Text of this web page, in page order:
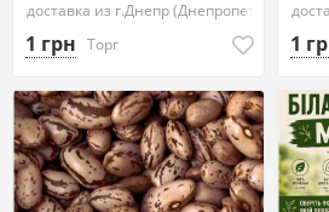
доставка из г.Днепр (Днепропетровск)
1 грн Торг 1